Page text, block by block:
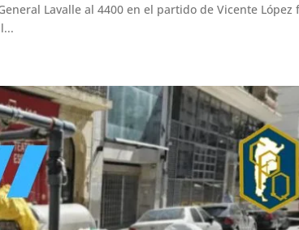
Lavalle al 4400 en el partido de Vicente López